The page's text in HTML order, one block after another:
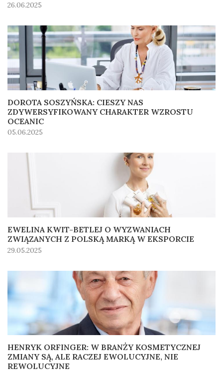
26.06.2025
DOROTA SOSZYŃSKA: CIESZY NAS
ZDYWERSYFIKOWANY CHARAKTER WZROSTU
OCEANIC
05.06.2025
EWELINA KWIT-BETLEJ O WYZWANIACH
ZWIĄZANYCH Z POLSKĄ MARKĄ W EKSPORCIE
29.05.2025
HENRYK ORFINGER: W BRANŻY KOSMETYCZNEJ
ZMIANY SĄ, ALE RACZEJ EWOLUCYJNE, NIE
REWOLUCYJNE